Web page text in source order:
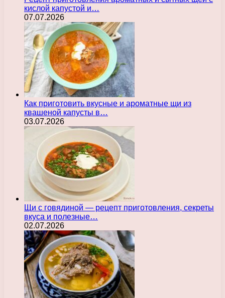
кислой капустой и…
07.07.2026
Как приготовить вкусные и ароматные щи из
квашеной капусты в…
03.07.2026
Щи с говядиной — рецепт приготовления, секреты
вкуса и полезные…
02.07.2026